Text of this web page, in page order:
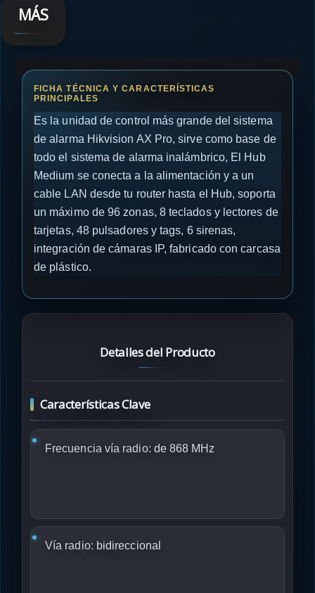
MÁS
Es la unidad de control más grande del sistema
de alarma Hikvision AX Pro, sirve como base de
todo el sistema de alarma inalámbrico, El Hub
Medium se conecta a la alimentación y a un
cable LAN desde tu router hasta el Hub, soporta
un máximo de 96 zonas, 8 teclados y lectores de
tarjetas, 48 pulsadores y tags, 6 sirenas,
integración de cámaras IP, fabricado con carcasa
de plástico.
Detalles del Producto
Características Clave
Frecuencia vía radio: de 868 MHz
Vía radio: bidireccional